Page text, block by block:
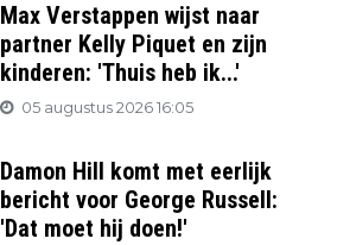
Max Verstappen wijst naar
partner Kelly Piquet en zijn
kinderen: 'Thuis heb ik...'
05 augustus 2026 16:05
Damon Hill komt met eerlijk
bericht voor George Russell:
'Dat moet hij doen!'